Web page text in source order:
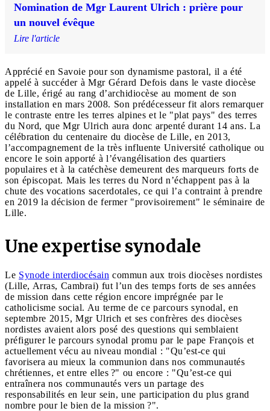
Nomination de Mgr Laurent Ulrich : prière pour
un nouvel évêque
Lire l'article
Apprécié en Savoie pour son dynamisme pastoral, il a été
appelé à succéder à Mgr Gérard Defois dans le vaste diocèse
de Lille, érigé au rang d’archidiocèse au moment de son
installation en mars 2008. Son prédécesseur fit alors remarquer
le contraste entre les terres alpines et le "plat pays" des terres
du Nord, que Mgr Ulrich aura donc arpenté durant 14 ans. La
célébration du centenaire du diocèse de Lille, en 2013,
l’accompagnement de la très influente Université catholique ou
encore le soin apporté à l’évangélisation des quartiers
populaires et à la catéchèse demeurent des marqueurs forts de
son épiscopat. Mais les terres du Nord n’échappent pas à la
chute des vocations sacerdotales, ce qui l’a contraint à prendre
en 2019 la décision de fermer "provisoirement" le séminaire de
Lille.
Une expertise synodale
Le Synode interdiocésain commun aux trois diocèses nordistes
(Lille, Arras, Cambrai) fut l’un des temps forts de ses années
de mission dans cette région encore imprégnée par le
catholicisme social. Au terme de ce parcours synodal, en
septembre 2015, Mgr Ulrich et ses confrères des diocèses
nordistes avaient alors posé des questions qui semblaient
préfigurer le parcours synodal promu par le pape François et
actuellement vécu au niveau mondial : "Qu’est-ce qui
favorisera au mieux la communion dans nos communautés
chrétiennes, et entre elles ?" ou encore : "Qu’est-ce qui
entraînera nos communautés vers un partage des
responsabilités en leur sein, une participation du plus grand
nombre pour le bien de la mission ?".